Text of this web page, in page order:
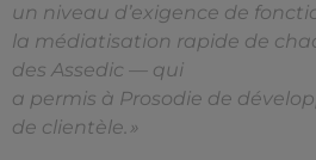
un niveau d’exigence de
la médiatisation rapide de
des Assedic — qui
a permis à Prosodie de
de clientèle. »